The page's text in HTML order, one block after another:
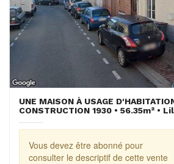
UNE MAISON À USAGE
CONSTRUCTION 1930 • 56.35m² •
Vous devez être abonné pour
consulter le descriptif de cette vente